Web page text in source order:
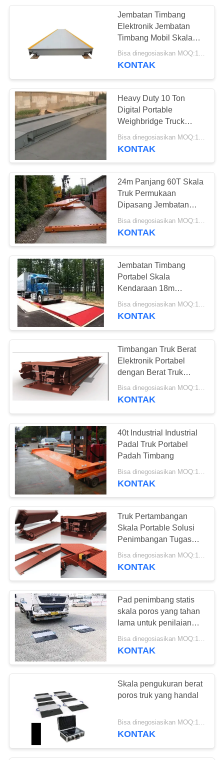
Timbangan Gandar
Truk
16
Sistem
Penimbangan
Kendaraan
tergantung skala
crane
11
Pallet Jack Dengan
Skala Berat
6
Bobot Uji Industri
31
Sel beban mettler
toledo
72
Indikator Mettler
Toledo
Jembatan Timbang
Elektronik Jembatan
Timbang Mobil Skala
Truk Digital
Bisa dinegosiasikan MOQ:1 set
KONTAK
Heavy Duty 10 Ton
Digital Portable
Weighbridge Truck
Scale Dengan Load Cell
Printer
KONTAK
24m Panjang 60T Skala
Truk Permukaan
Dipasang Jembatan
Timbang
Bisa dinegosiasikan MOQ:1 set
KONTAK
Jembatan Timbang
Portabel Skala
Kendaraan 18m
Panjang
Bisa dinegosiasikan MOQ:1 set
KONTAK
Timbangan Truk Berat
Elektronik Portabel
dengan Berat Truk
Besar
Bisa dinegosiasikan MOQ:1 set
KONTAK
40t Industrial Industrial
Padal Truk Portabel
Padah Timbang
KONTAK
Truk Pertambangan
Skala Portable Solusi
Penimbangan Tugas
Berat untuk Lingkungan
yang keras
Bisa dinegosiasikan MOQ:1 set
KONTAK
Pad penimbang statis
skala poros yang tahan
lama untuk penilaian
berat yang dapat
diandalkan
Bisa dinegosiasikan MOQ:1 set
KONTAK
Skala pengukuran berat
poros truk yang handal
Bisa dinegosiasikan MOQ:1 set
KONTAK